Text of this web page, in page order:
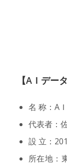
【AＩデー
名 称：A
代表者：
設 立：
所在地：